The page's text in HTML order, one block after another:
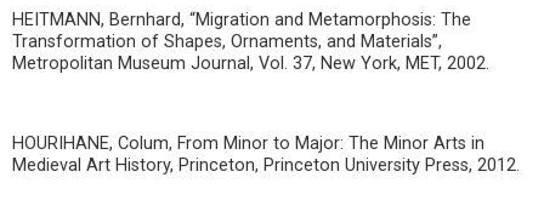
HEITMANN, Bernhard, “Migration and Metamorphosis: The
Transformation of Shapes, Ornaments, and Materials”,
Metropolitan Museum Journal, Vol. 37, New York, MET, 2002.
HOURIHANE, Colum, From Minor to Major: The Minor Arts in
Medieval Art History, Princeton, Princeton University Press, 2012.